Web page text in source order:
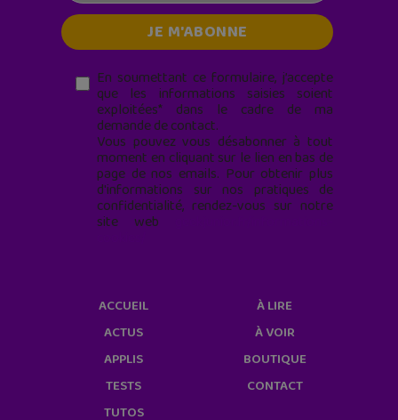
En soumettant ce formulaire, j’accepte
que les informations saisies soient
exploitées* dans le cadre de ma
demande de contact.
Vous pouvez vous désabonner à tout
moment en cliquant sur le lien en bas de
page de nos emails. Pour obtenir plus
d'informations sur nos pratiques de
confidentialité, rendez-vous sur notre
site web
ACCUEIL
ACTUS
APPLIS
TESTS
TUTOS
À LIRE
À VOIR
BOUTIQUE
CONTACT